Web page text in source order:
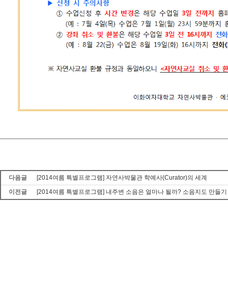
다음글
[2014여름 특별프로그램] 자연사박물관 학예사(Curator)의 세계
이전글
[2014여름 특별프로그램] 내주변 소음은 얼마나 될까? 소음지도 만들기